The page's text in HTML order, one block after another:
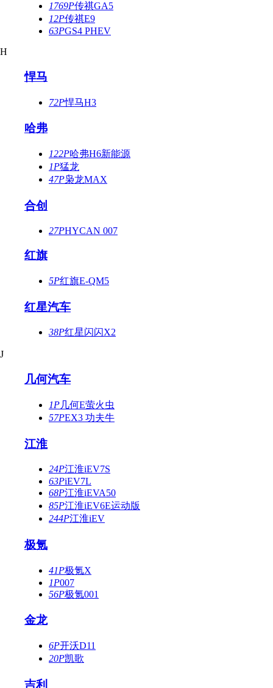
1769P传祺GA5
12P传祺E9
63PGS4 PHEV
H
悍马
72P悍马H3
哈弗
122P哈弗H6新能源
1P猛龙
47P枭龙MAX
合创
27PHYCAN 007
红旗
5P红旗E-QM5
红星汽车
38P红星闪闪X2
J
几何汽车
1P几何E萤火虫
57PEX3 功夫牛
江淮
24P江淮iEV7S
63PiEV7L
68P江淮iEVA50
85P江淮iEV6E运动版
244P江淮iEV
极氪
41P极氪X
1P007
56P极氪001
金龙
6P开沃D11
20P凯歌
吉利